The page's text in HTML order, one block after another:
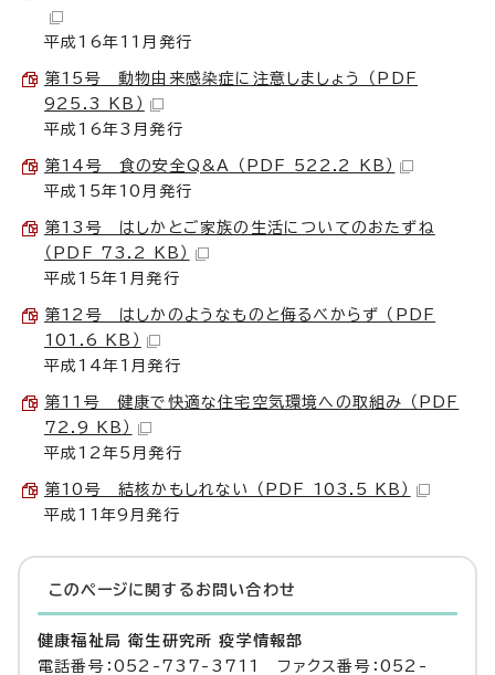
平成16年11月発行
第15号 動物由来感染症に注意しましょう （PDF
925.3 KB）
平成16年3月発行
第14号 食の安全Q&A （PDF 522.2 KB）
平成15年10月発行
第13号 はしかとご家族の生活についてのおたずね
（PDF 73.2 KB）
平成15年1月発行
第12号 はしかのようなものと侮るべからず （PDF
101.6 KB）
平成14年1月発行
第11号 健康で快適な住宅空気環境への取組み （PDF
72.9 KB）
平成12年5月発行
第10号 結核かもしれない （PDF 103.5 KB）
平成11年9月発行
このページに関する お問い合わせ
健康福祉局 衛生研究所 疫学情報部
電話番号：052-737-3711 ファクス番号：052-